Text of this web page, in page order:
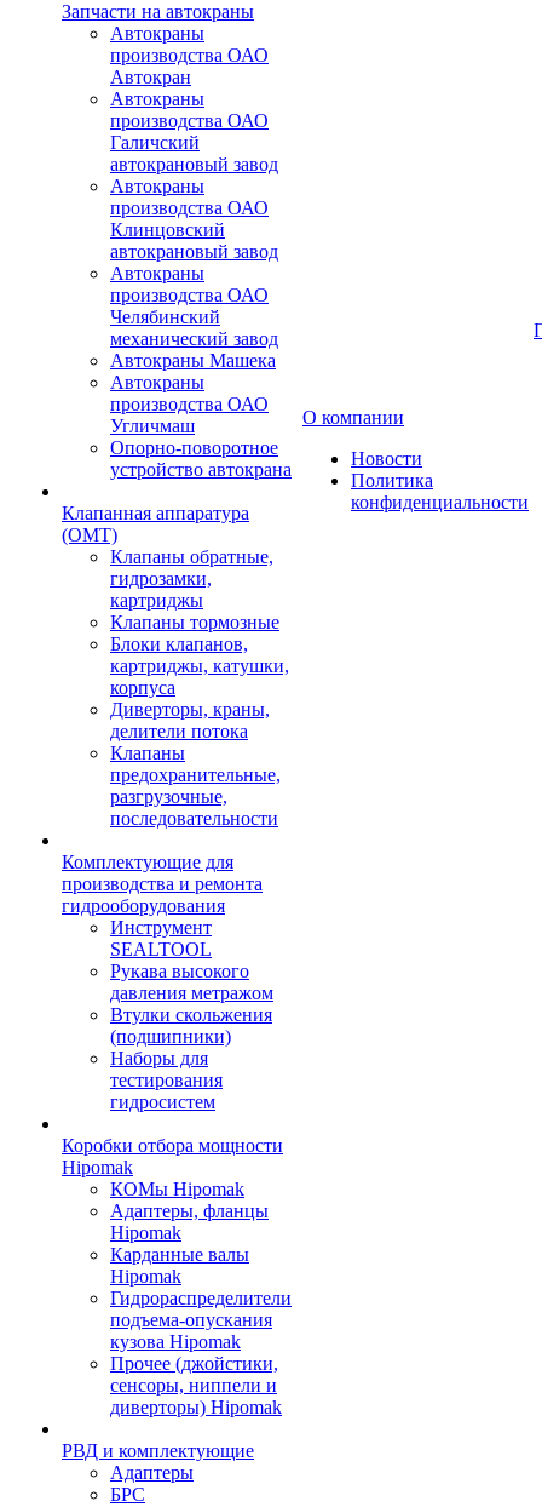
Запчасти на автокраны
Автокраны
производства ОАО
Автокран
Автокраны
производства ОАО
Галичский
автокрановый завод
Автокраны
производства ОАО
Клинцовский
автокрановый завод
Автокраны
производства ОАО
Челябинский
механический завод
Автокраны Машека
Автокраны
производства ОАО
Угличмаш
Опорно-поворотное
устройство автокрана
Клапанная аппаратура
(OMT)
Клапаны обратные,
гидрозамки,
картриджы
Клапаны тормозные
Блоки клапанов,
картриджы, катушки,
корпуса
Диверторы, краны,
делители потока
Клапаны
предохранительные,
разгрузочные,
последовательности
Комплектующие для
производства и ремонта
гидрооборудования
Инструмент
SEALTOOL
Рукава высокого
давления метражом
Втулки скольжения
(подшипники)
Наборы для
тестирования
гидросистем
Коробки отбора мощности
Hipomak
КОМы Hipomak
Адаптеры, фланцы
Hipomak
Карданные валы
Hipomak
Гидрораспределители
подъема-опускания
кузова Hipomak
Прочее (джойстики,
сенсоры, ниппели и
диверторы) Hipomak
РВД и комплектующие
Адаптеры
БРС
О компании
Новости
Политика
конфиденциальности